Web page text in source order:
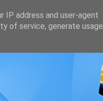
IP address and user-agent
of service, generate usage